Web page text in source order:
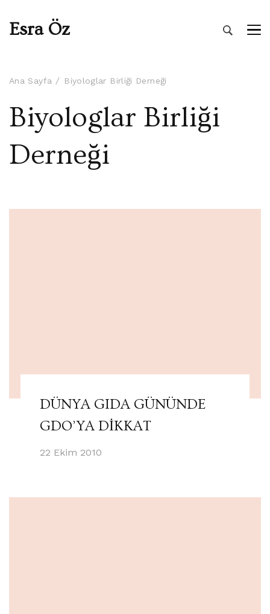
Esra Öz
Ana Sayfa Biyologlar Birliği Derneği
Biyologlar Birliği
Derneği
DÜNYA GIDA GÜNÜNDE
GDO’YA DİKKAT
22 Ekim 2010